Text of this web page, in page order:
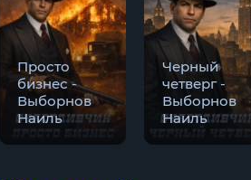
Просто
бизнес -
Выборнов
Наиль
Черный
четверг -
Выборнов
Наиль